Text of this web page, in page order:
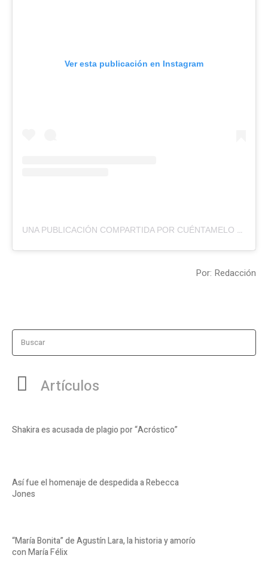
Ver esta publicación en Instagram
UNA PUBLICACIÓN COMPARTIDA POR CUÉNTAMELO YA (@CUENTAMELOYAOF)
Por: Redacción
Buscar
Artículos
Shakira es acusada de plagio por “Acróstico”
Así fue el homenaje de despedida a Rebecca
Jones
“María Bonita” de Agustín Lara, la historia y amorío
con María Félix